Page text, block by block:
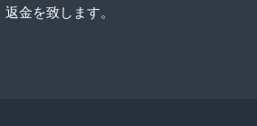
返金を致します。